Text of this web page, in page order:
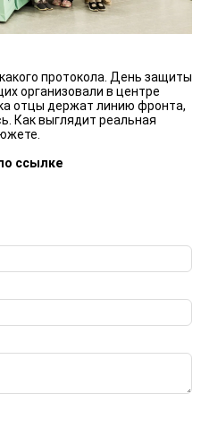
протокола. День защиты
организовали в центре
отцы держат линию фронта,
Как выглядит реальная
ссылке